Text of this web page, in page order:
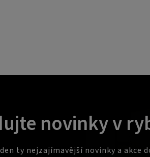
novinky v
ty nejzajímavější novinky a akce